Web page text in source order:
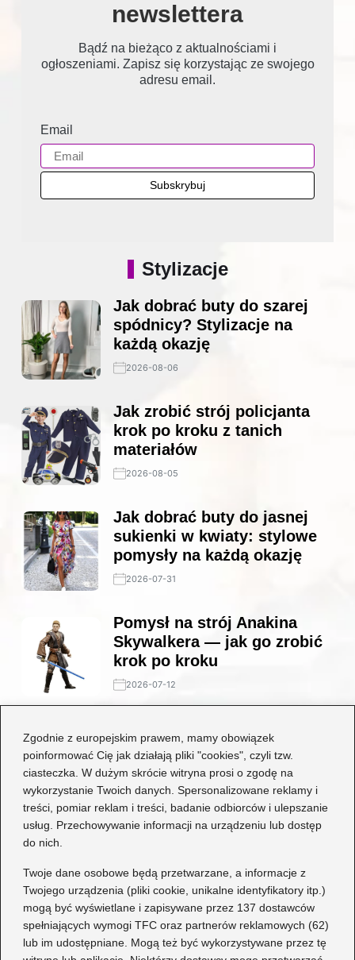
Zgodnie z europejskim prawem, mamy obowiązek
poinformować Cię jak działają pliki "cookies", czyli tzw.
ciasteczka. W dużym skrócie witryna prosi o zgodę na
wykorzystanie Twoich danych. Spersonalizowane reklamy i
treści, pomiar reklam i treści, badanie odbiorców i ulepszanie
usług. Przechowywanie informacji na urządzeniu lub dostęp
do nich.
Twoje dane osobowe będą przetwarzane, a informacje z
Twojego urządzenia (pliki cookie, unikalne identyfikatory itp.)
mogą być wyświetlane i zapisywane przez 137 dostawców
spełniających wymogi TFC oraz partnerów reklamowych (62)
lub im udostępniane. Mogą też być wykorzystywane przez tę
newslettera
Bądź na bieżąco z aktualnościami i
ogłoszeniami. Zapisz się korzystając ze swojego
adresu email.
Email
Stylizacje
Jak dobrać buty do szarej
spódnicy? Stylizacje na
każdą okazję
2026-08-06
Jak zrobić strój policjanta
krok po kroku z tanich
materiałów
2026-08-05
Jak dobrać buty do jasnej
sukienki w kwiaty: stylowe
pomysły na każdą okazję
2026-07-31
Pomysł na strój Anakina
Skywalkera — jak go zrobić
krok po kroku
2026-07-12
buty będą idealne do czarnej
koronkowej sukienki?
2026-06-29
Kategorie
Dziecko(17)
Moda(67)
Obuwie(76)
Odzież(7)